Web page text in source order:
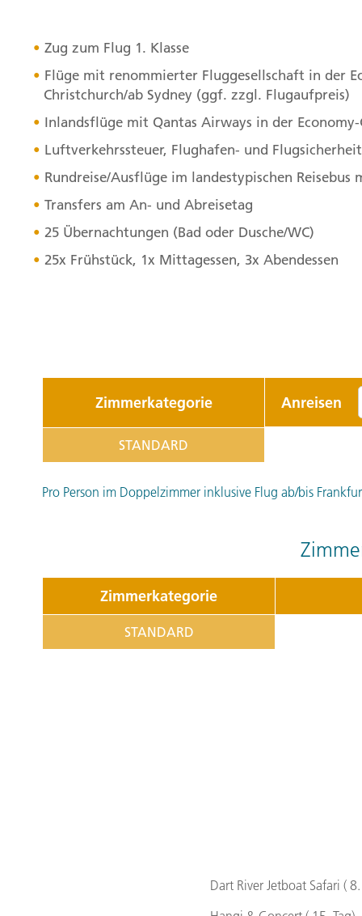
Zug zum Flug 1. Klasse
Flüge mit renommierter Fluggesellschaft in der
Christchurch/ab Sydney (ggf. zzgl. Flugaufpreis)
Inlandsflüge mit Qantas Airways in der Economy-
Luftverkehrssteuer, Flughafen- und
Rundreise/Ausflüge im landestypischen Reisebus
Transfers am An- und Abreisetag
25 Übernachtungen (Bad oder Dusche/WC)
25x Frühstück, 1x Mittagessen, 3x Abendessen
Zimmerkategorie Anreisen
STANDARD
Pro Person im Doppelzimmer inklusive Flug ab/bis
Zimmerkategorie
STANDARD
Dart River Jetboat Safari ( 8.